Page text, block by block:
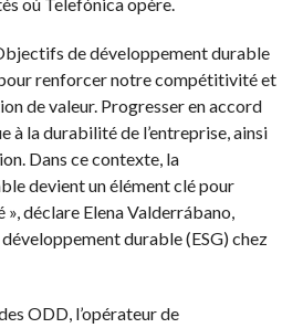
de développement durable
renforcer notre compétitivité et
de valeur. Progresser en accord
à la durabilité de l’entreprise, ainsi
Dans ce contexte, la
devient un élément clé pour
déclare Elena Valderrábano,
durable (ESG) chez
ODD, l’opérateur de